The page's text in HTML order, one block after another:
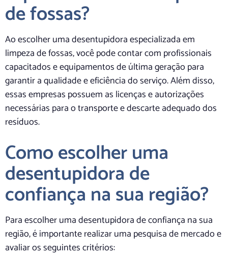
de fossas?
Ao escolher uma desentupidora especializada em
limpeza de fossas, você pode contar com profissionais
capacitados e equipamentos de última geração para
garantir a qualidade e eficiência do serviço. Além disso,
essas empresas possuem as licenças e autorizações
necessárias para o transporte e descarte adequado dos
resíduos.
Como escolher uma
desentupidora de
confiança na sua região?
Para escolher uma desentupidora de confiança na sua
região, é importante realizar uma pesquisa de mercado e
avaliar os seguintes critérios: